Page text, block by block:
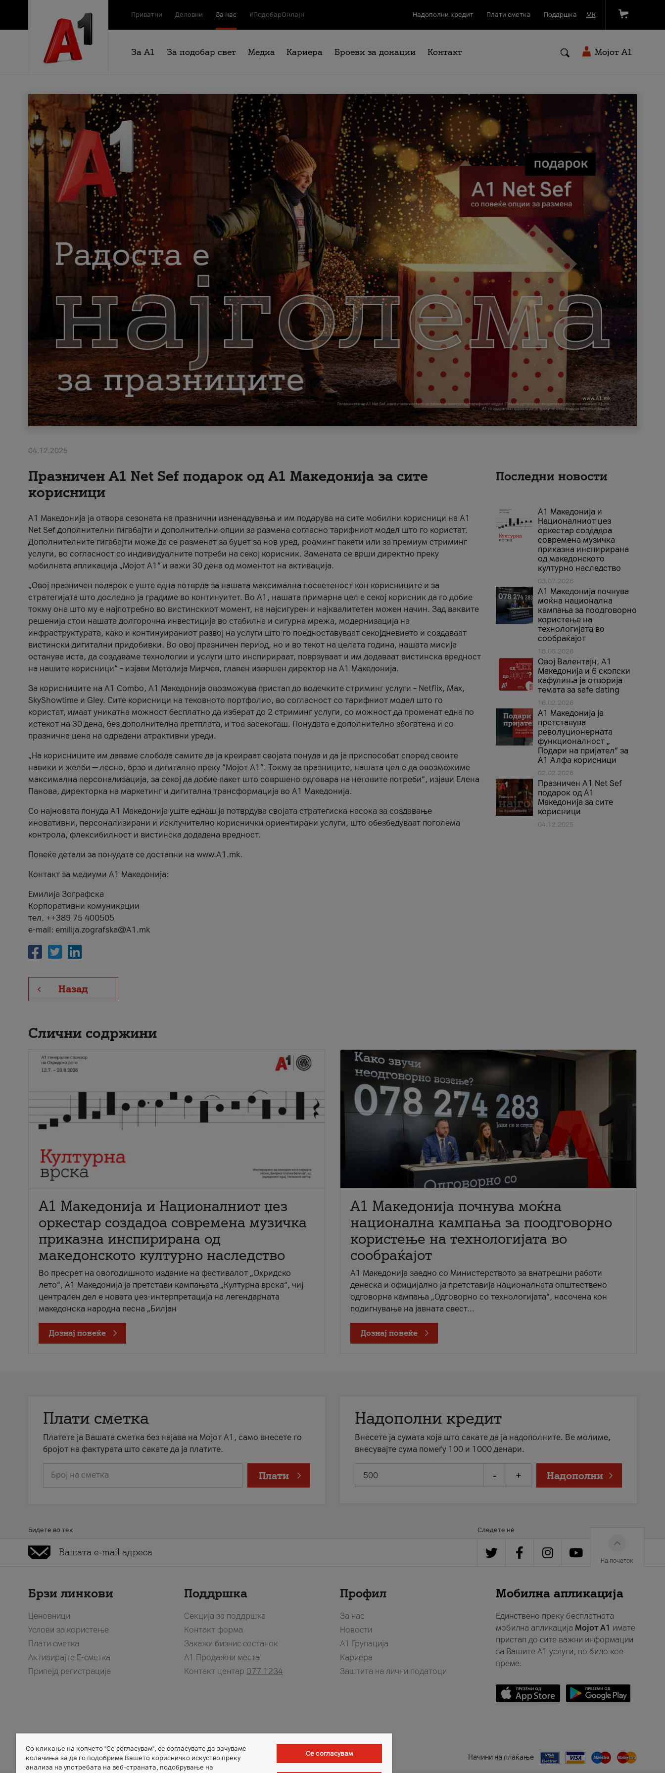
Приватни Деловни За нас #ПодобарОнлајн Надополни кредит Плати сметка Поддршка МК
За А1 За подобар свет Медиа Кариера Броеви за донации Контакт Мојот A1
04.12.2025
Празничен A1 Net Sеf подарок од А1 Македонија за сите
корисници
А1 Македонија ја отвора сезоната на празнични изненадувања и им подарува на сите мобилни корисници на A1
Net Sef дополнителни гигабајти и дополнителни опции за размена согласно тарифниот модел што го користат.
Дополнителните гигабајти може да се разменат за буџет за нов уред, роаминг пакети или за премиум стриминг
услуги, во согласност со индивидуалните потреби на секој корисник. Замената се врши директно преку
мобилната апликација „Мојот А1“ и важи 30 дена од моментот на активација.
„Овој празничен подарок е уште една потврда за нашата максимална посветеност кон корисниците и за
стратегијата што доследно ја градиме во континуитет. Во А1, нашата примарна цел е секој корисник да го добие
токму она што му е најпотребно во вистинскиот момент, на најсигурен и најквалитетен можен начин. Зад ваквите
решенија стои нашата долгорочна инвестиција во стабилна и сигурна мрежа, модернизација на
инфраструктурата, како и континуираниот развој на услуги што го поедноставуваат секојдневието и создаваат
вистински дигитални придобивки. Во овој празничен период, но и во текот на целата година, нашата мисија
останува иста, да создаваме технологии и услуги што инспирираат, поврзуваат и им додаваат вистинска вредност
на нашите корисници“ – изјави Методија Мирчев, главен извршен директор на А1 Македонија.
За корисниците на A1 Combo, А1 Македонија овозможува пристап до водечките стриминг услуги – Netflix, Max,
SkyShowtime и Gley. Сите корисници на тековното портфолио, во согласност со тарифниот модел што го
користат, имаат уникатна можност бесплатно да изберат до 2 стриминг услуги, со можност да променат една по
истекот на 30 дена, без дополнителна претплата, и тоа засекогаш. Понудата е дополнително збогатена и со
празнична цена на одредени атрактивни уреди.
„На корисниците им даваме слобода самите да ја креираат својата понуда и да ја приспособат според своите
навики и желби — лесно, брзо и дигитално преку “Мојот А1”. Токму за празниците, нашата цел е да овозможиме
максимална персонализација, за секој да добие пакет што совршено одговара на неговите потреби“, изјави Елена
Панова, директорка на маркетинг и дигитална трансформација во А1 Македонија.
Со најновата понуда А1 Македонија уште еднаш ја потврдува својата стратегиска насока за создавање
иновативни, персонализирани и исклучително кориснички ориентирани услуги, што обезбедуваат поголема
контрола, флексибилност и вистинска додадена вредност.
Повеќе детали за понудата се достапни на www.А1.mk.
Контакт за медиуми А1 Македонија:
Емилија Зографска
Корпоративни комуникации
тел. ++389 75 400505
e-mail: emilija.zografska@A1.mk
Назад
Последни новости
А1 Македонија и
Националниот џез
оркестар создадоа
современа музичка
приказна инспирирана
од македонското
културно наследство
03.07.2026
A1 Македонија почнува
моќна национална
кампања за поодговорно
користење на
технологијата во
сообраќајот
18.05.2026
Овој Валентајн, A1
Македонија и 6 скопски
кафулиња ја отворија
темата за safe dating
16.02.2026
А1 Македонија ја
претставува
револуционерната
функционалност „
Подари на пријател“ за
А1 Алфа корисници
02.02.2026
Празничен A1 Net Sеf
подарок од А1
Македонија за сите
корисници
04.12.2025
Слични содржини
А1 Македонија и Националниот џез
оркестар создадоа современа музичка
приказна инспирирана од
македонското културно наследство
Во пресрет на овогодишното издание на фестивалот „Охридско
лето“, А1 Македонија ја претстави кампањата „Културна врска“, чиј
централен дел е новата џез-интерпретација на легендарната
македонска народна песна „Билјан
Дознај повеќе
A1 Македонија почнува моќна
национална кампања за поодговорно
користење на технологијата во
сообраќајот
A1 Македонија заедно со Министерството за внатрешни работи
денеска и официјално ја претставија националната општествено
одговорна кампања „Одговорно со технологијата“, насочена кон
подигнување на јавната свест...
Дознај повеќе
Плати сметка
Платете ја Вашата сметка без најава на Мојот А1, само внесете го
бројот на фактурата што сакате да ја платите.
Број на сметка Плати
Надополни кредит
Внесете ја сумата која што сакате да ја надополните. Ве молиме,
внесувајте сума помеѓу 100 и 1000 денари.
- + Надополни
Бидете во тек Следете нè
На почеток
Брзи линкови
Ценовници
Услови за користење
Плати сметка
Активирајте Е-сметка
Припејд регистрација
Поддршка
Секција за поддршка
Контакт форма
Закажи бизнис состанок
A1 Продажни места
Контакт центар 077 1234
Профил
За нас
Новости
А1 Групација
Кариера
Заштита на лични податоци
Мобилна апликација
Единствено преку бесплатната
мобилна апликација Мојот A1 имате
пристап до сите важни информации
за Вашите A1 услуги, во било кое
време.
Member of Начини на плаќање
Со кликање на копчето "Се согласувам", се согласувате да зачуваме
колачиња за да го подобриме Вашето корисничко искуство преку
анализа на употребата на веб-страната, подобрување на
Се согласувам